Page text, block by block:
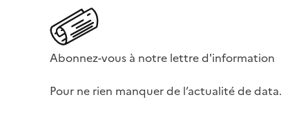
Abonnez-vous à notre lettre d'information
Pour ne rien manquer de l’actualité de